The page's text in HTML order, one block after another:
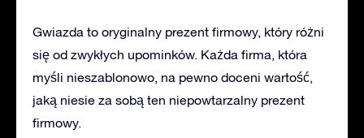
Gwiazda to oryginalny prezent firmowy, który różni
się od zwykłych upominków. Każda firma, która
myśli nieszablonowo, na pewno doceni wartość,
jaką niesie za sobą ten niepowtarzalny prezent
firmowy.